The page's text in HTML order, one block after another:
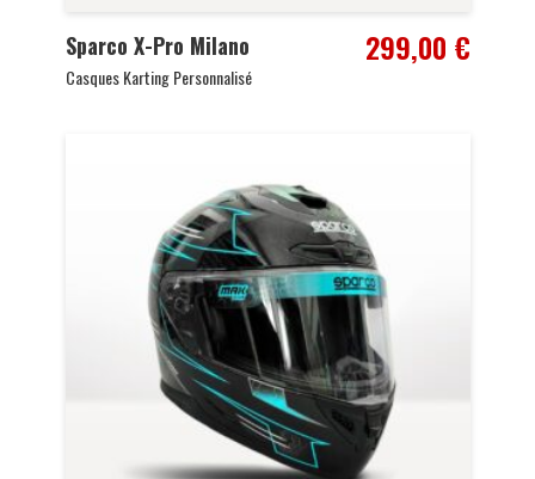
Sparco X-Pro Milano 299,00 €
Casques Karting Personnalisé